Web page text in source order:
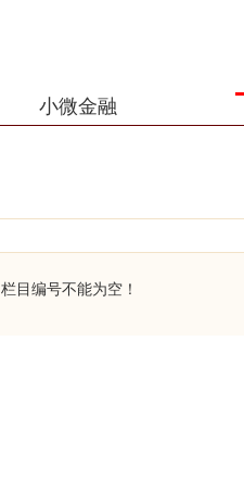
小微金融
栏目编号不能为空！